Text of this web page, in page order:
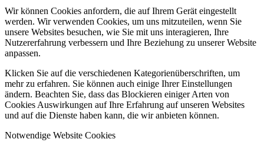
Wir können Cookies anfordern, die auf Ihrem Gerät eingestellt
werden. Wir verwenden Cookies, um uns mitzuteilen, wenn Sie
unsere Websites besuchen, wie Sie mit uns interagieren, Ihre
Nutzererfahrung verbessern und Ihre Beziehung zu unserer Website
anpassen.
Klicken Sie auf die verschiedenen Kategorienüberschriften, um
mehr zu erfahren. Sie können auch einige Ihrer Einstellungen
ändern. Beachten Sie, dass das Blockieren einiger Arten von
Cookies Auswirkungen auf Ihre Erfahrung auf unseren Websites
und auf die Dienste haben kann, die wir anbieten können.
Notwendige Website Cookies